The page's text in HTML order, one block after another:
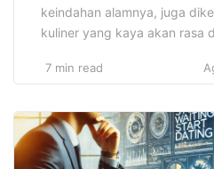
keindahan alamnya, juga
kuliner yang kaya akan rasa
banyak pilihan makanan
berbasis tempe dan tahu,
yang tidak hanya lezat
7 min read